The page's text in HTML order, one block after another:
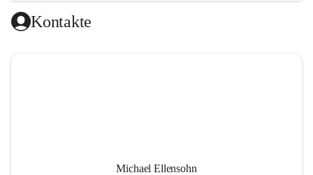
Kontakte
Michael Ellensohn